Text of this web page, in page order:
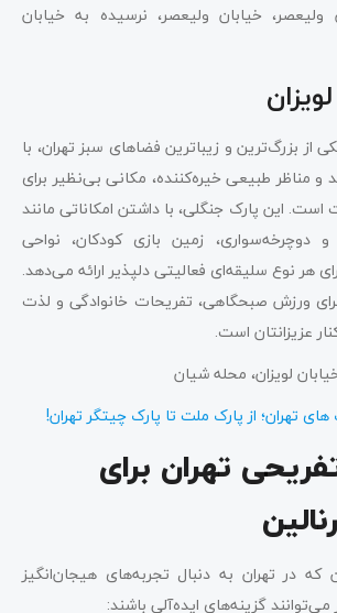
ولیعصر، خیابان ولیعصر، نرسیده به خیابان
از بزرگ‌ترین و زیباترین فضاهای سبز تهران، با
و مناظر طبیعی خیره‌کننده، مکانی بی‌نظیر برای
است. این پارک جنگلی، با داشتن امکاناتی مانند
دوچرخه‌سواری، زمین بازی کودکان، نواحی
هر نوع سلیقه‌ای فعالیتی دلپذیر ارائه می‌دهد.
ورزش صبحگاهی، تفریحات خانوادگی و لذت
عزیزانتان است.
لویزان، محله شیان
تهران؛ از پارک ملت تا پارک چیتگر تهران!
تهران برای
که در تهران به دنبال تجربه‌های هیجان‌انگیز
گزینه‌های ایده‌آلی باشند: